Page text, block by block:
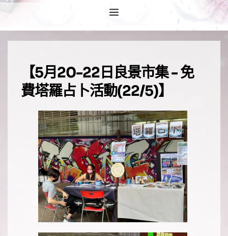
【5月20-22日良景市集 - 免
費塔羅占卜活動(22/5)】⠀